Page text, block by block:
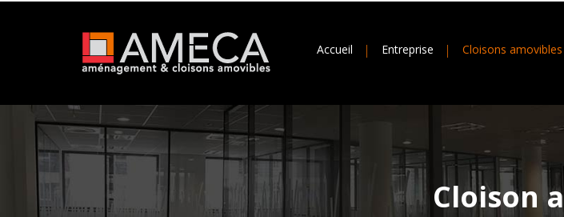
Accueil Entreprise Cloisons amovibles
Cloison